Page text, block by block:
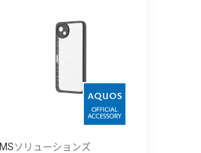
MSソリューションズ